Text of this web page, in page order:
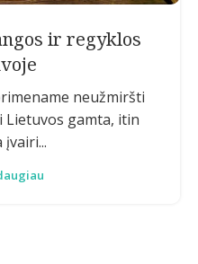
ir regyklos
neužmiršti
Lietuvos gamta, itin